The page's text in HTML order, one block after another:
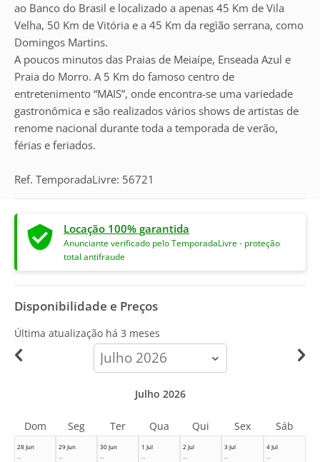
ao Banco do Brasil e localizado a apenas 45 Km de Vila
Velha, 50 Km de Vitória e a 45 Km da regìão serrana, como
Domingos Martins.
A poucos minutos das Praias de Meiaípe, Enseada Azul e
Praia do Morro. A 5 Km do famoso centro de
entretenimento “MAIS”, onde encontra-se uma variedade
gastronômica e são realizados vários shows de artistas de
renome nacional durante toda a temporada de verão,
férias e feriados.
Ref. TemporadaLivre: 56721
Locação 100% garantida
Anunciante verificado pelo TemporadaLivre - proteção
total antifraude
Disponibilidade e Preços
Última atualização há 3 meses
calendar-
month
28 Jun
--
29 Jun
--
30 Jun
--
1 Jul
--
2 Jul
--
3 Jul
--
4 Jul
--
Julho 2026
Dom Seg Ter Qua Qui Sex Sáb